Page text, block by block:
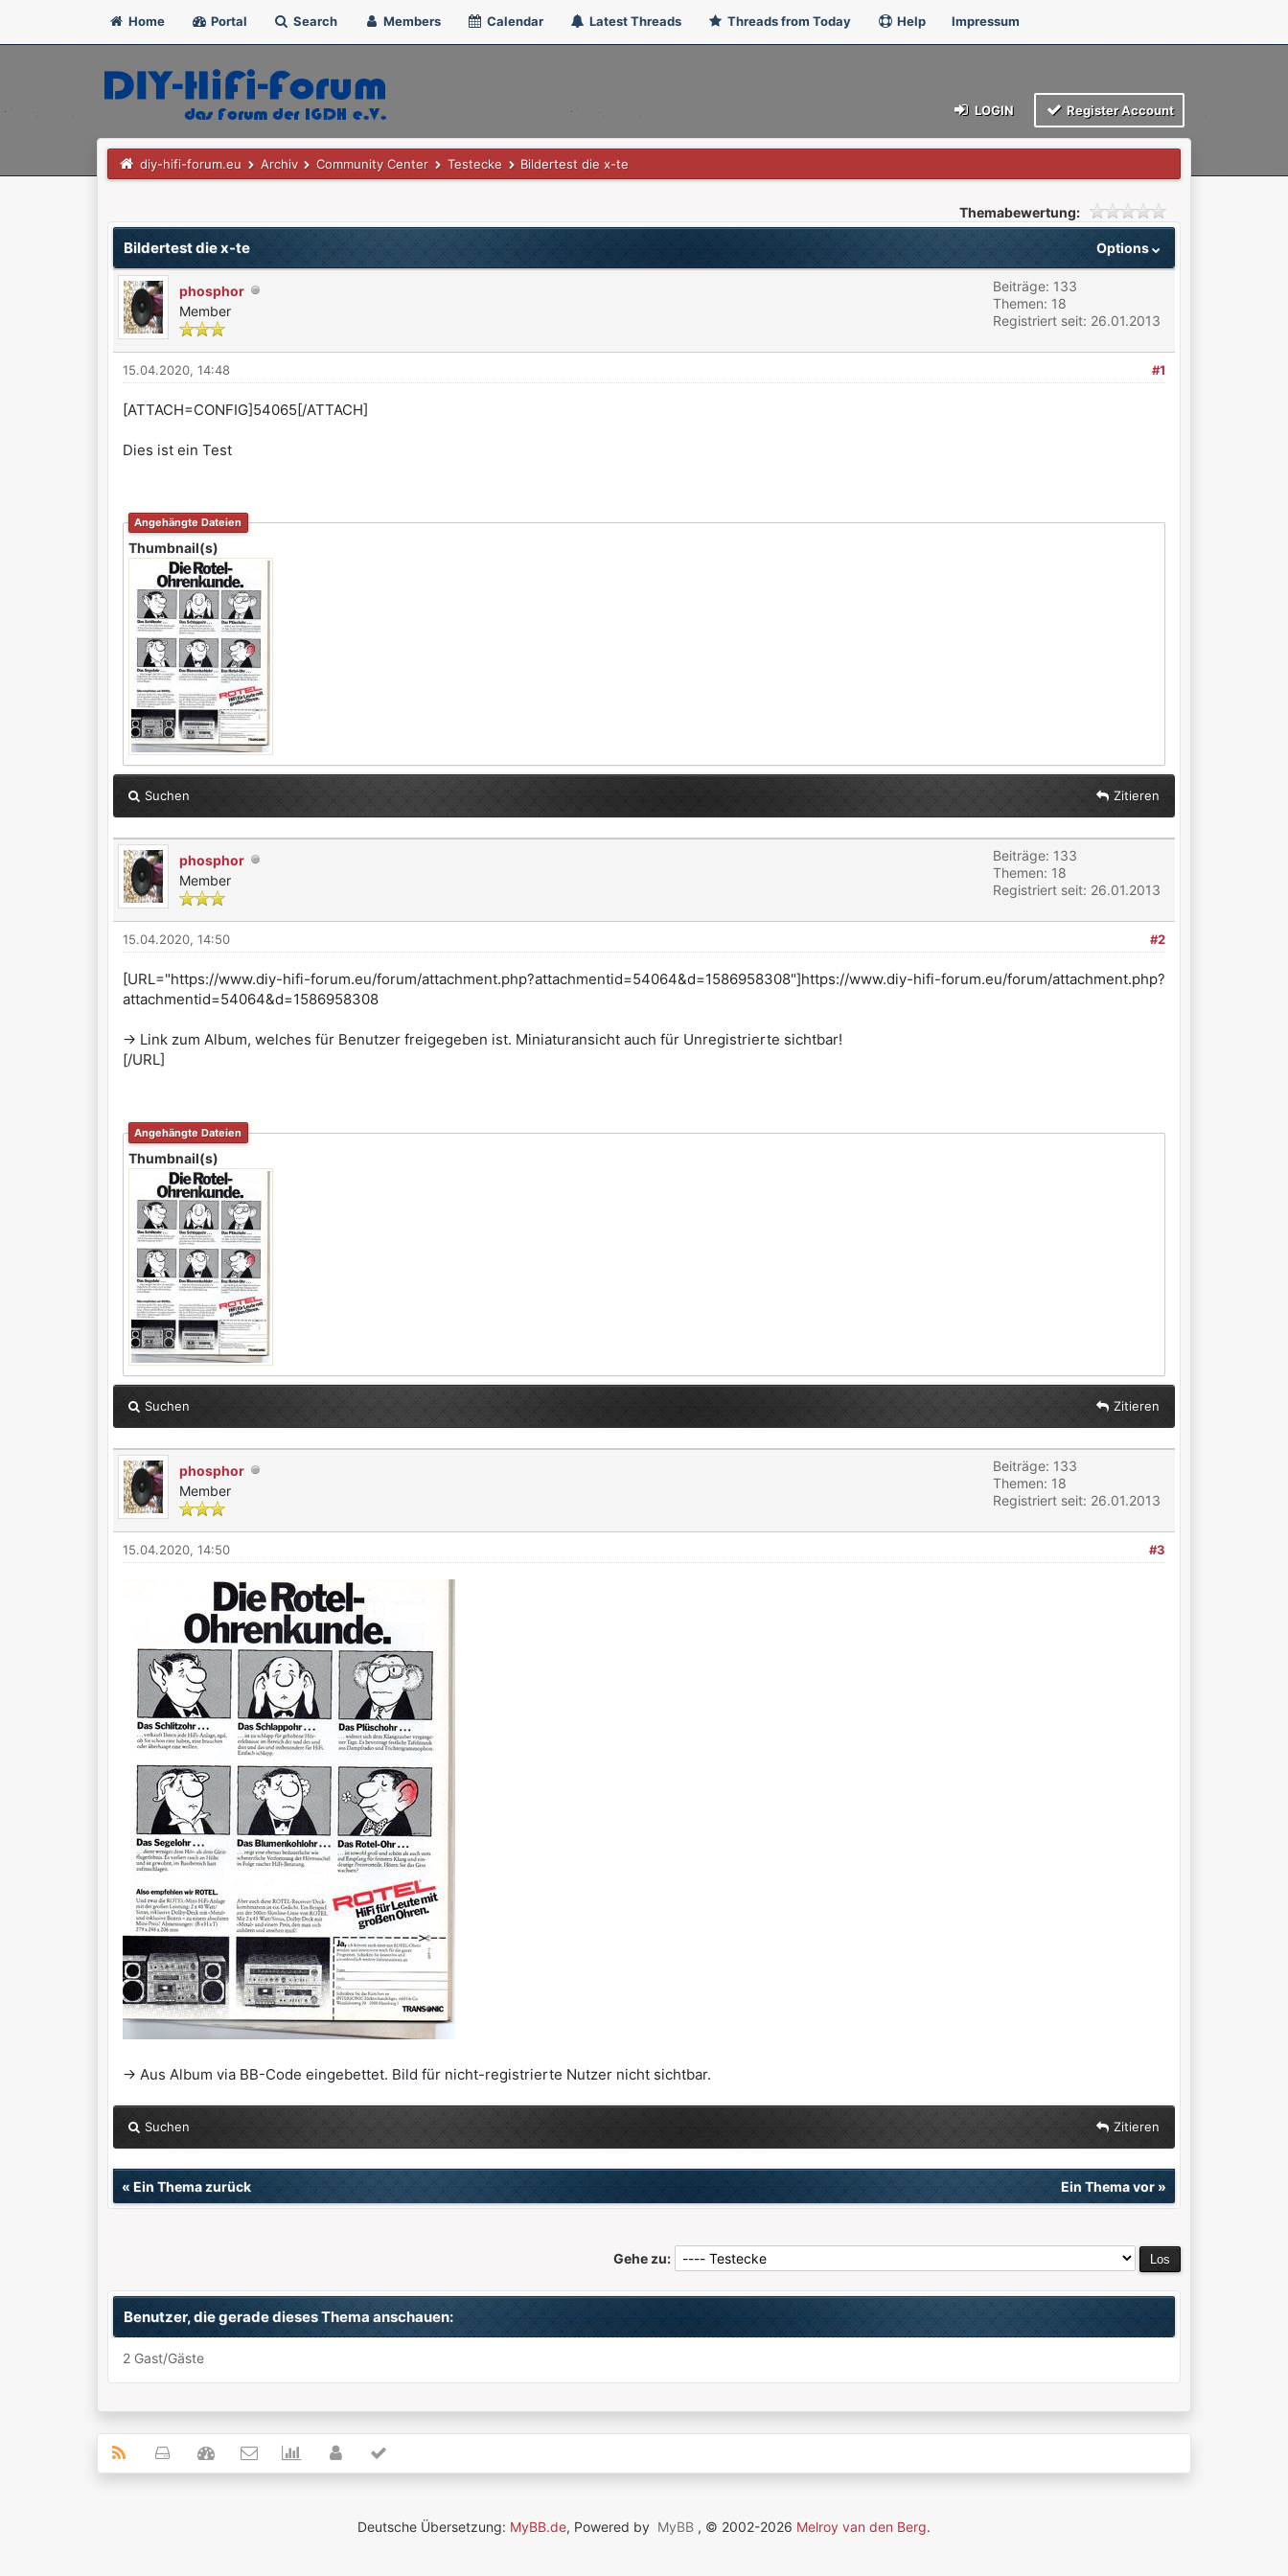
Home Portal Search Members Calendar Latest Threads Threads from Today Help Impressum
LOGIN Register Account
diy-hifi-forum.eu Archiv Community Center Testecke Bildertest die x-te
Themabewertung:
Options
Bildertest die x-te
phosphor
Member
Beiträge: 133
Themen: 18
Registriert seit: 26.01.2013
#1
15.04.2020, 14:48
[ATTACH=CONFIG]54065[/ATTACH]
Dies ist ein Test
Angehängte Dateien
Thumbnail(s)
Suchen Zitieren
phosphor
Member
Beiträge: 133
Themen: 18
Registriert seit: 26.01.2013
#2
15.04.2020, 14:50
[URL="https://www.diy-hifi-forum.eu/forum/attachment.php?attachmentid=54064&d=1586958308"]https://www.diy-hifi-forum.eu/forum/attachment.php?
attachmentid=54064&d=1586958308
-> Link zum Album, welches für Benutzer freigegeben ist. Miniaturansicht auch für Unregistrierte sichtbar!
[/URL]
Angehängte Dateien
Thumbnail(s)
Suchen Zitieren
phosphor
Member
Beiträge: 133
Themen: 18
Registriert seit: 26.01.2013
#3
15.04.2020, 14:50
-> Aus Album via BB-Code eingebettet. Bild für nicht-registrierte Nutzer nicht sichtbar.
Suchen Zitieren
« Ein Thema zurück Ein Thema vor»
Gehe zu:
Benutzer, die gerade dieses Thema anschauen:
2 Gast/Gäste
Deutsche Übersetzung: MyBB.de, Powered by MyBB , © 2002-2026 Melroy van den Berg.